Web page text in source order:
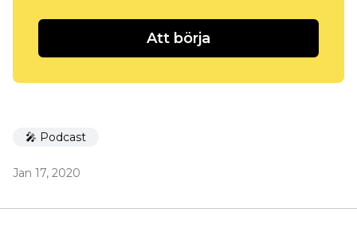
Att börja
🎤 Podcast
Jan 17, 2020